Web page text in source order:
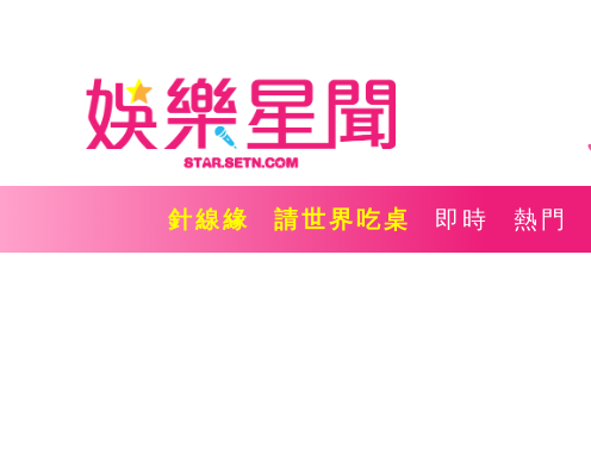
針線緣 請世界吃桌 即時 熱門